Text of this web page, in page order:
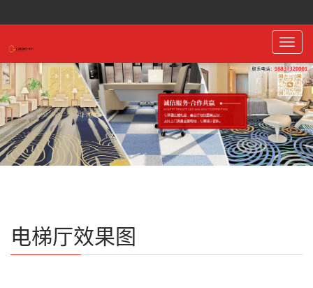
电梯厅效果图